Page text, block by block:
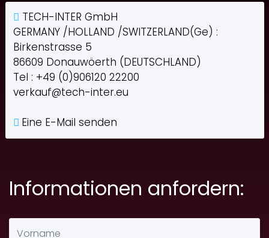
TECH-INTER GmbH
GERMANY /HOLLAND /SWITZERLAND(Ge) :
Birkenstrasse 5
86609 Donauwöerth (DEUTSCHLAND)
Tel : +49 (0)906120 22200
verkauf@tech-inter.eu
Eine E-Mail senden
Informationen anfordern: